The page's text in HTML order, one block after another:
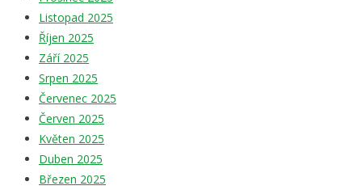
Listopad 2025
Říjen 2025
Září 2025
Srpen 2025
Červenec 2025
Červen 2025
Květen 2025
Duben 2025
Březen 2025